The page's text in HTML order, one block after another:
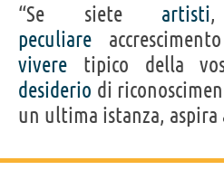
“Se siete artisti
peculiare
vivere tipico della
desiderio di
un ultima istanza, aspira